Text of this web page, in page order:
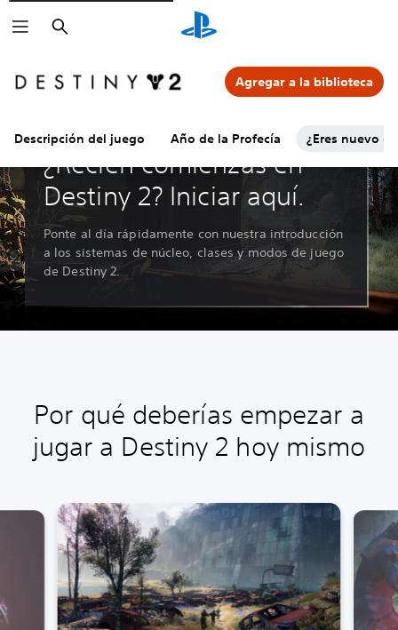
Buscar
Descripción del juego Año de la Profecía ¿Eres nuevo
Agregar a la biblioteca
¿Recién comienzas en
Destiny 2? Iniciar aquí.
Ponte al día rápidamente con nuestra introducción
a los sistemas de núcleo, clases y modos de juego
de Destiny 2.
Por qué deberías empezar a
jugar a Destiny 2 hoy mismo